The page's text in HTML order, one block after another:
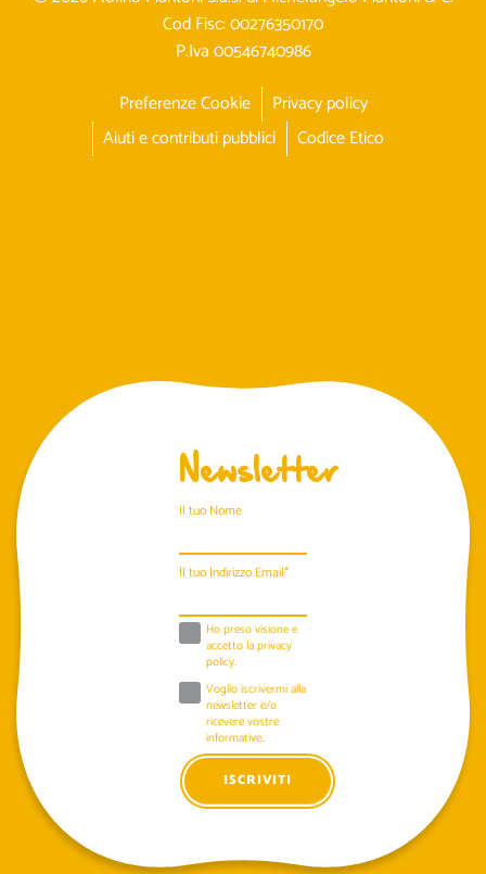
Cod Fisc: 00276350170
P.Iva 00546740986
Preferenze Cookie
Privacy policy
Aiuti e contributi pubblici
Codice Etico
Newsletter
Il tuo Nome
Il tuo Indirizzo Email*
Ho preso visione e
accetto laprivacy
policy.
Voglio iscrivermi alla
newsletter e/o
ricevere vostre
informative..